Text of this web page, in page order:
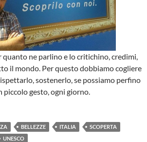
quanto ne parlino e lo critichino, credimi,
il mondo. Per questo dobbiamo cogliere
sostenerlo, se possiamo perfino
piccolo gesto, ogni giorno.
BELLEZZE ITALIA
SCOPERTA
UNESCO